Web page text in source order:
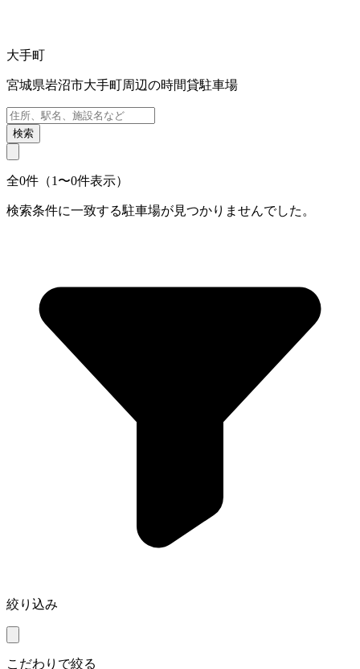
大手町
宮城県岩沼市大手町周辺の時間貸駐車場
検索
全0件（1〜0件表示）
検索条件に一致する駐車場が見つかりませんでした。
絞り込み
こだわりで絞る